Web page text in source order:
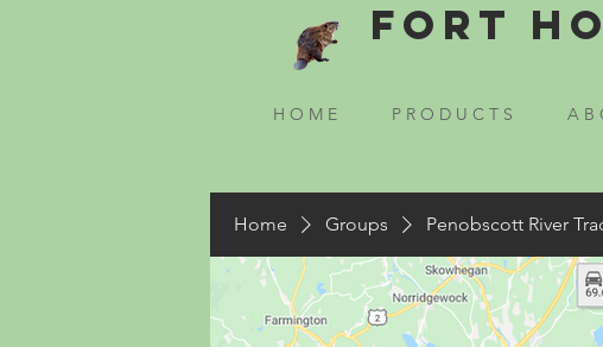
Fort
H O M E P R O D U C T S A B
Home Groups Penobscott River